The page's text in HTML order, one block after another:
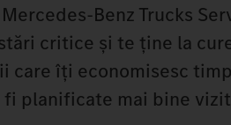
Trucks
critice și te ține la
care îți economisesc
planificate mai bine